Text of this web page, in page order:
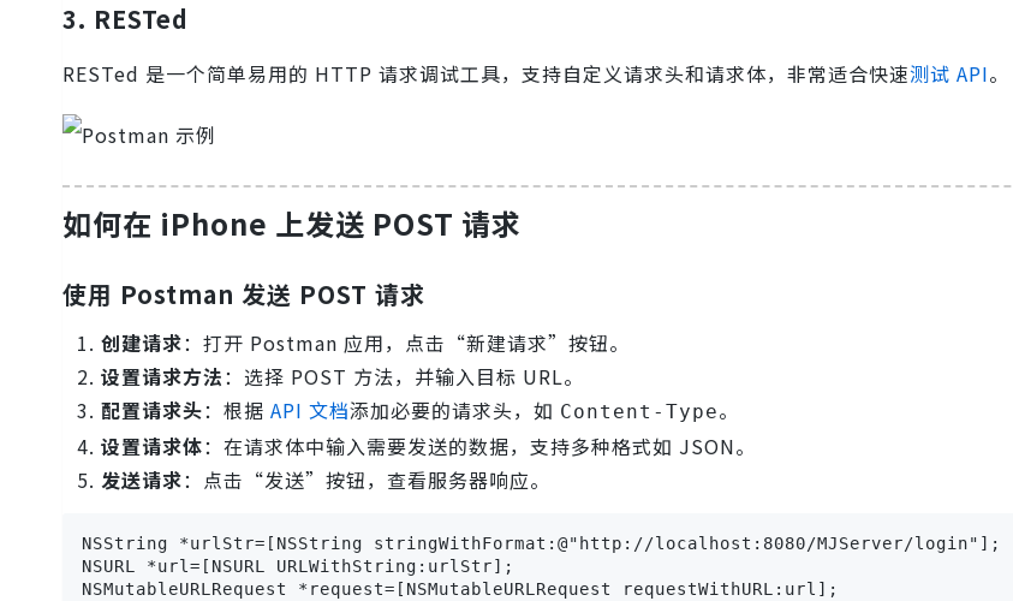
3. RESTed
RESTed 是一个简单易用的 HTTP 请求调试工具，支持自定义请求头和请求体，非常适合快速测试 API。
如何在 iPhone 上发送 POST 请求
使用 Postman 发送 POST 请求
创建请求：打开 Postman 应用，点击“新建请求”按钮。
设置请求方法：选择 POST 方法，并输入目标 URL。
配置请求头：根据 API 文档添加必要的请求头，如 Content-Type。
设置请求体：在请求体中输入需要发送的数据，支持多种格式如 JSON。
发送请求：点击“发送”按钮，查看服务器响应。
NSString *urlStr=[NSString stringWithFormat:@"http://localhost:8080/MJServer/login"];
NSURL *url=[NSURL URLWithString:urlStr];
NSMutableURLRequest *request=[NSMutableURLRequest requestWithURL:url];